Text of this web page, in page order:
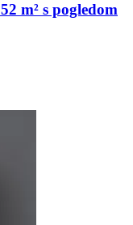
m² s pogledom